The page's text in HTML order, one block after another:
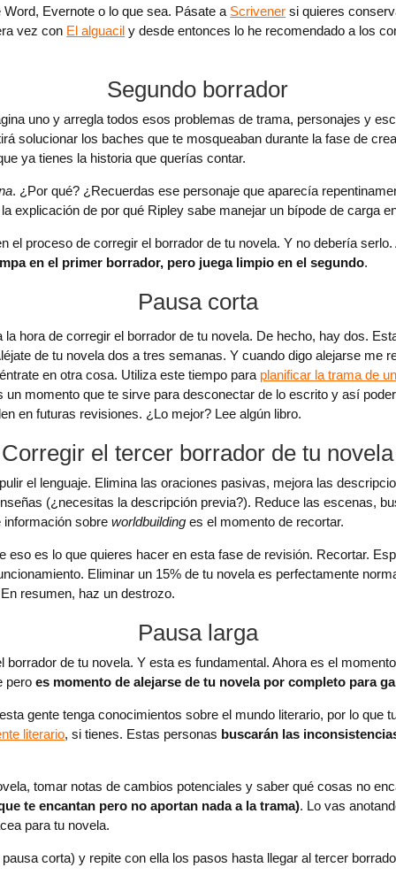
Evernote o lo que sea. Pásate a Scrivener si quieres
vez con El alguacil y desde entonces lo he recomendado a los
Segundo borrador
uno y arregla todos esos problemas de trama, personajes y
solucionar los baches que te mosqueaban durante la fase de
ya tienes la historia que querías contar.
. ¿Por qué? ¿Recuerdas ese personaje que aparecía
explicación de por qué Ripley sabe manejar un bípode de carga
el proceso de corregir el borrador de tu novela. Y no debería
en el primer borrador, pero juega limpio en el segundo.
Pausa corta
hora de corregir el borrador de tu novela. De hecho, hay dos.
de tu novela dos a tres semanas. Y cuando digo alejarse me
en otra cosa. Utiliza este tiempo para planificar la trama de
un momento que te sirve para desconectar de lo escrito y así
en futuras revisiones. ¿Lo mejor? Lee algún libro.
Corregir el tercer borrador de tu novela
el lenguaje. Elimina las oraciones pasivas, mejora las
(¿necesitas la descripción previa?). Reduce las escenas,
información sobreworldbuilding es el momento de recortar.
eso es lo que quieres hacer en esta fase de revisión. Recortar.
Eliminar un 15% de tu novela es perfectamente
resumen, haz un destrozo.
Pausa larga
de tu novela. Y esta es fundamental. Ahora es el
pero es momento de alejarse de tu novela por completo para
gente tenga conocimientos sobre el mundo literario, por lo que
literario, si tienes. Estas personas buscarán las
tomar notas de cambios potenciales y saber qué cosas no
te encantan pero no aportan nada a la trama). Lo vas
para tu novela.
corta) y repite con ella los pasos hasta llegar al tercer